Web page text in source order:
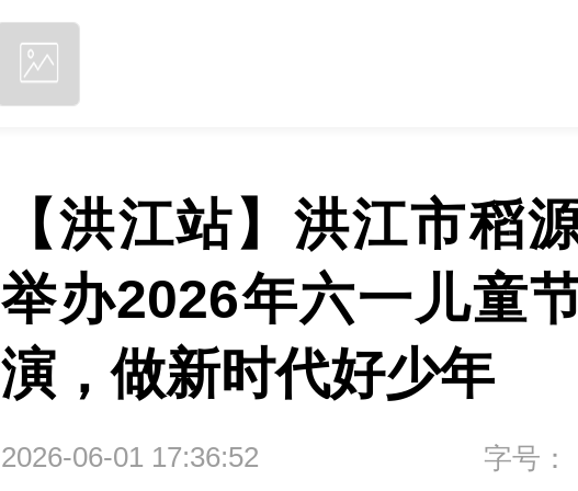
【洪江站】洪江市稻
举办2026年六一儿童
演，做新时代好少年
2026-06-01 17:36:52 字号：